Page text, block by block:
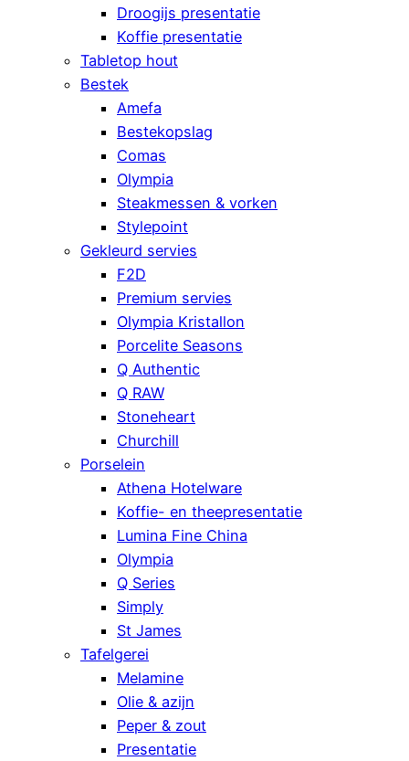
Droogijs presentatie
Koffie presentatie
Tabletop hout
Bestek
Amefa
Bestekopslag
Comas
Olympia
Steakmessen & vorken
Stylepoint
Gekleurd servies
F2D
Premium servies
Olympia Kristallon
Porcelite Seasons
Q Authentic
Q RAW
Stoneheart
Churchill
Porselein
Athena Hotelware
Koffie- en theepresentatie
Lumina Fine China
Olympia
Q Series
Simply
St James
Tafelgerei
Melamine
Olie & azijn
Peper & zout
Presentatie